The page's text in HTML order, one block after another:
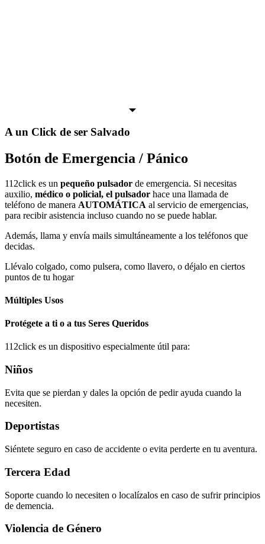
A un Click de ser Salvado
Botón de Emergencia / Pánico
112click es un pequeño pulsador de emergencia. Si necesitas
auxilio, médico o policial, el pulsador hace una llamada de
teléfono de manera AUTOMÁTICA al servicio de emergencias,
para recibir asistencia incluso cuando no se puede hablar.
Además, llama y envía mails simultáneamente a los teléfonos que
decidas.
Llévalo colgado, como pulsera, como llavero, o déjalo en ciertos
puntos de tu hogar
Múltiples Usos
Protégete a ti o a tus Seres Queridos
112click es un dispositivo especialmente útil para:
Niños
Evita que se pierdan y dales la opción de pedir ayuda cuando la
necesiten.
Deportistas
Siéntete seguro en caso de accidente o evita perderte en tu aventura.
Tercera Edad
Soporte cuando lo necesiten o localízalos en caso de sufrir principios
de demencia.
Violencia de Género